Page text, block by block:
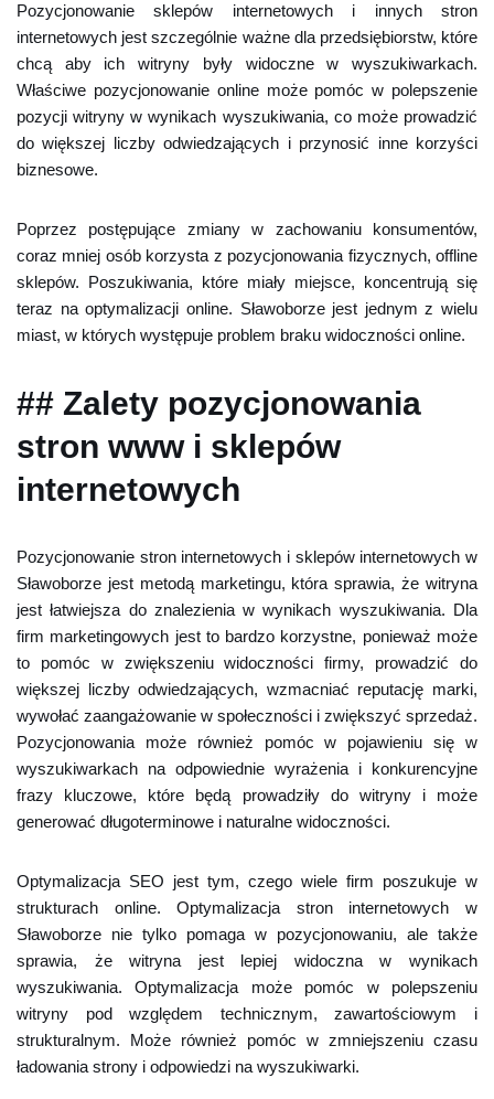
Pozycjonowanie sklepów internetowych i innych stron
internetowych jest szczególnie ważne dla przedsiębiorstw, które
chcą aby ich witryny były widoczne w wyszukiwarkach.
Właściwe pozycjonowanie online może pomóc w polepszenie
pozycji witryny w wynikach wyszukiwania, co może prowadzić
do większej liczby odwiedzających i przynosić inne korzyści
biznesowe.
Poprzez postępujące zmiany w zachowaniu konsumentów,
coraz mniej osób korzysta z pozycjonowania fizycznych, offline
sklepów. Poszukiwania, które miały miejsce, koncentrują się
teraz na optymalizacji online. Sławoborze jest jednym z wielu
miast, w których występuje problem braku widoczności online.
## Zalety pozycjonowania
stron www i sklepów
internetowych
Pozycjonowanie stron internetowych i sklepów internetowych w
Sławoborze jest metodą marketingu, która sprawia, że witryna
jest łatwiejsza do znalezienia w wynikach wyszukiwania. Dla
firm marketingowych jest to bardzo korzystne, ponieważ może
to pomóc w zwiększeniu widoczności firmy, prowadzić do
większej liczby odwiedzających, wzmacniać reputację marki,
wywołać zaangażowanie w społeczności i zwiększyć sprzedaż.
Pozycjonowania może również pomóc w pojawieniu się w
wyszukiwarkach na odpowiednie wyrażenia i konkurencyjne
frazy kluczowe, które będą prowadziły do witryny i może
generować długoterminowe i naturalne widoczności.
Optymalizacja SEO jest tym, czego wiele firm poszukuje w
strukturach online. Optymalizacja stron internetowych w
Sławoborze nie tylko pomaga w pozycjonowaniu, ale także
sprawia, że witryna jest lepiej widoczna w wynikach
wyszukiwania. Optymalizacja może pomóc w polepszeniu
witryny pod względem technicznym, zawartościowym i
strukturalnym. Może również pomóc w zmniejszeniu czasu
ładowania strony i odpowiedzi na wyszukiwarki.